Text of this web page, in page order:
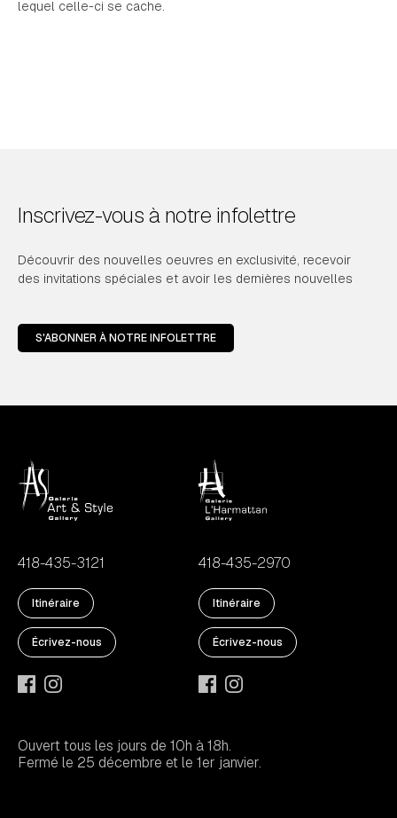
lequel celle-ci se cache.
Inscrivez-vous à notre infolettre
Découvrir des nouvelles oeuvres en exclusivité, recevoir
des invitations spéciales et avoir les dernières nouvelles
S'ABONNER À NOTRE INFOLETTRE
418-435-3121
Itinéraire
Écrivez-nous
418-435-2970
Itinéraire
Écrivez-nous
Ouvert tous les jours de 10h à 18h.
Fermé le 25 décembre et le 1er janvier.